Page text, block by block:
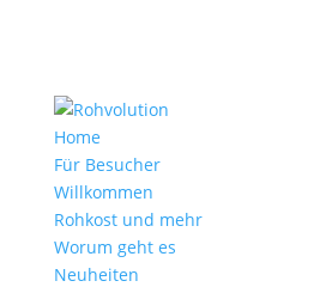
Home
Für Besucher
Willkommen
Rohkost und mehr
Worum geht es
Neuheiten